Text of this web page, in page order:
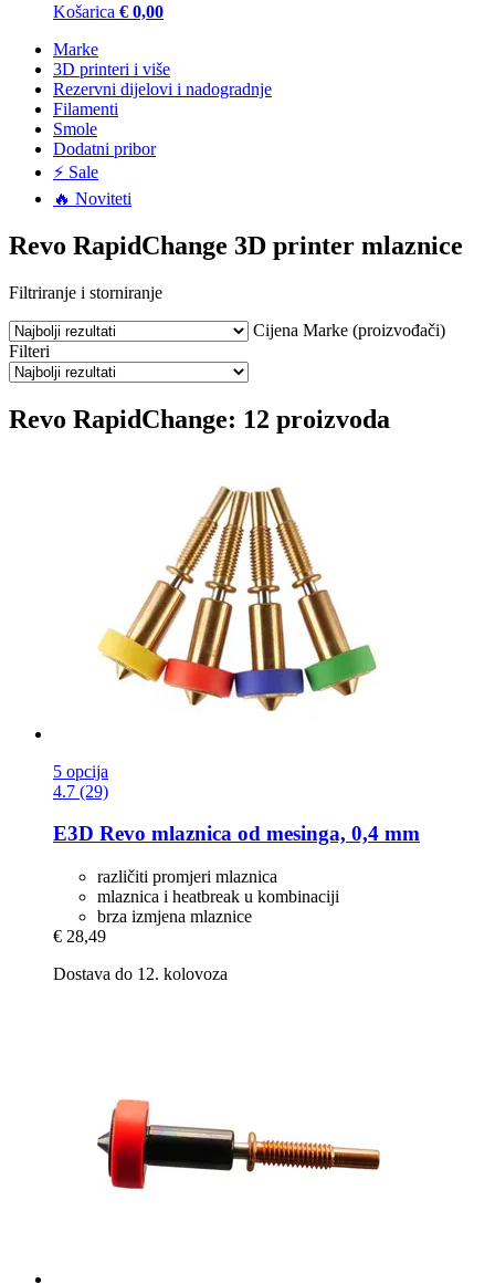
Košarica € 0,00
Marke
3D printeri i više
Rezervni dijelovi i nadogradnje
Filamenti
Smole
Dodatni pribor
⚡ Sale
🔥 Noviteti
Revo RapidChange 3D printer mlaznice
Filtriranje i storniranje
Cijena Marke (proizvođači)
Filteri
Revo RapidChange: 12 proizvoda
5 opcija
4.7 (29)
E3D Revo mlaznica od mesinga, 0,4 mm
različiti promjeri mlaznica
mlaznica i heatbreak u kombinaciji
brza izmjena mlaznice
€ 28,49
Dostava do 12. kolovoza